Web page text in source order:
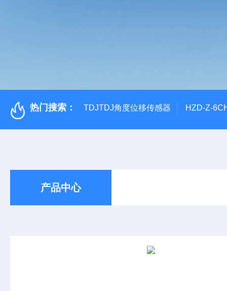
热门搜索： TDJTDJ角度位移传感器 HZD-Z-
产品中心